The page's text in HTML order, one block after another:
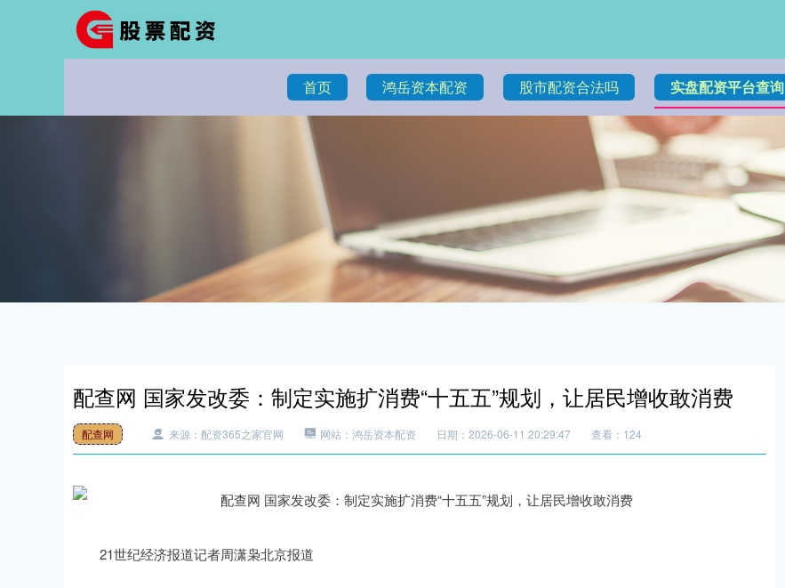
首页 鸿岳资本配资 股市配资合法吗 实盘配资平台查询
配查网 国家发改委：制定实施扩消费“十五五”规划，让居民增收敢消费
配查网 来源：配资365之家官网 网站：鸿岳资本配资 日期：2026-06-11 20:29:47 查看：124
21世纪经济报道记者周潇枭北京报道